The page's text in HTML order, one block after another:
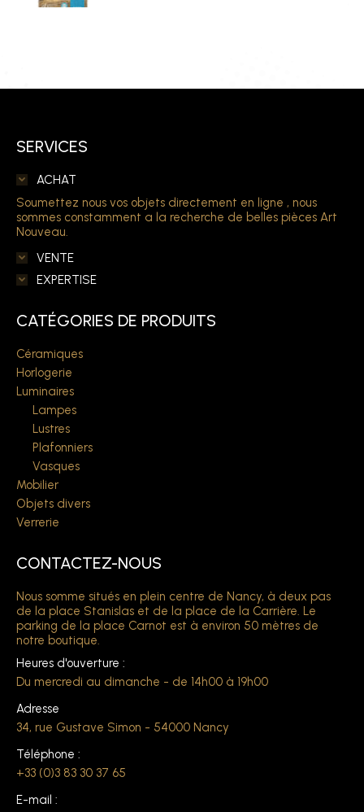
SERVICES
ACHAT
Soumettez nous vos objets directement en ligne , nous
sommes constamment a la recherche de belles pièces Art
Nouveau.
VENTE
EXPERTISE
CATÉGORIES DE PRODUITS
Céramiques
Horlogerie
Luminaires
Lampes
Lustres
Plafonniers
Vasques
Mobilier
Objets divers
Verrerie
CONTACTEZ-NOUS
Nous somme situés en plein centre de Nancy, à deux pas
de la place Stanislas et de la place de la Carrière. Le
parking de la place Carnot est à environ 50 mètres de
notre boutique.
Heures d'ouverture :
Du mercredi au dimanche - de 14h00 à 19h00
Adresse
34, rue Gustave Simon - 54000 Nancy
Téléphone :
+33 (0)3 83 30 37 65
E-mail :